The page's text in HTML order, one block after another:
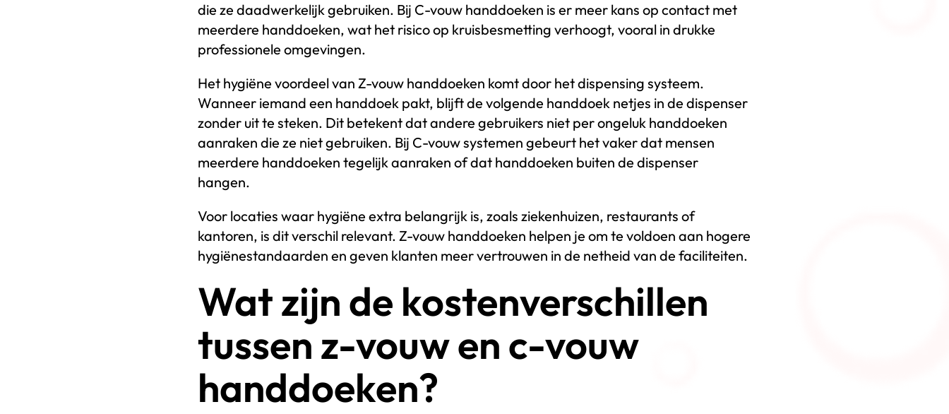
die ze daadwerkelijk gebruiken. Bij C-vouw handdoeken is er meer kans op contact met
meerdere handdoeken, wat het risico op kruisbesmetting verhoogt, vooral in drukke
professionele omgevingen.
Het hygiëne voordeel van Z-vouw handdoeken komt door het dispensing systeem.
Wanneer iemand een handdoek pakt, blijft de volgende handdoek netjes in de dispenser
zonder uit te steken. Dit betekent dat andere gebruikers niet per ongeluk handdoeken
aanraken die ze niet gebruiken. Bij C-vouw systemen gebeurt het vaker dat mensen
meerdere handdoeken tegelijk aanraken of dat handdoeken buiten de dispenser
hangen.
Voor locaties waar hygiëne extra belangrijk is, zoals ziekenhuizen, restaurants of
kantoren, is dit verschil relevant. Z-vouw handdoeken helpen je om te voldoen aan hogere
hygiënestandaarden en geven klanten meer vertrouwen in de netheid van de faciliteiten.
Wat zijn de kostenverschillen
tussen z-vouw en c-vouw
handdoeken?